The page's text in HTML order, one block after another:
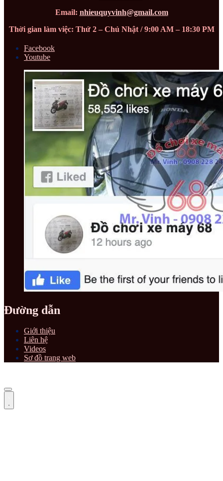
Email: nhieuquyvinh@gmail.com
Thời gian làm việc: Thứ 2 – Chủ Nhật / 9:00 AM – 18:30 PM
Facebook
Youtube
Đường dẫn
Giới thiệu
Liên hệ
Videos
Sơ đồ trang web